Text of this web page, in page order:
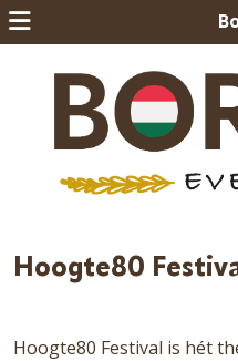
Hoogte80
Hoogte80 Festival is hét